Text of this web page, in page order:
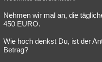
Nehmen wir mal an, die
450 EURO.
Wie hoch denkst Du, ist der
Betrag?